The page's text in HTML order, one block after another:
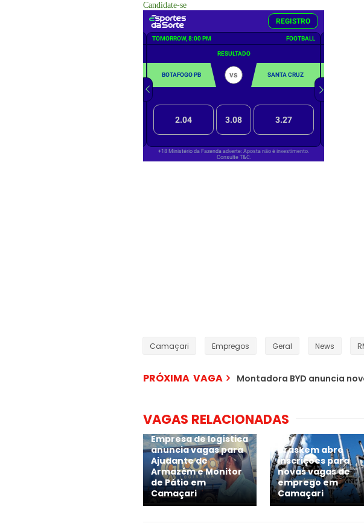
Candidate-se
Camaçari Empregos Geral News
PRÓXIMA VAGA Montadora BYD anuncia
VAGAS RELACIONADAS
Empresa de logística
anuncia vagas para
Ajudante de
Armazém e Monitor
de Pátio em
Camaçari
Braskem abre
inscrições para
novas vagas de
emprego em
Camaçari